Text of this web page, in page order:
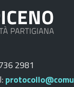
2981